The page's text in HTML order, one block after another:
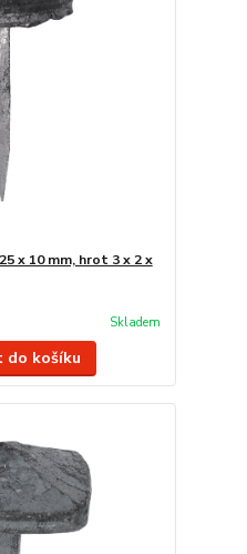
x 10 mm, hrot 3 x 2 x
Skladem
do košíku